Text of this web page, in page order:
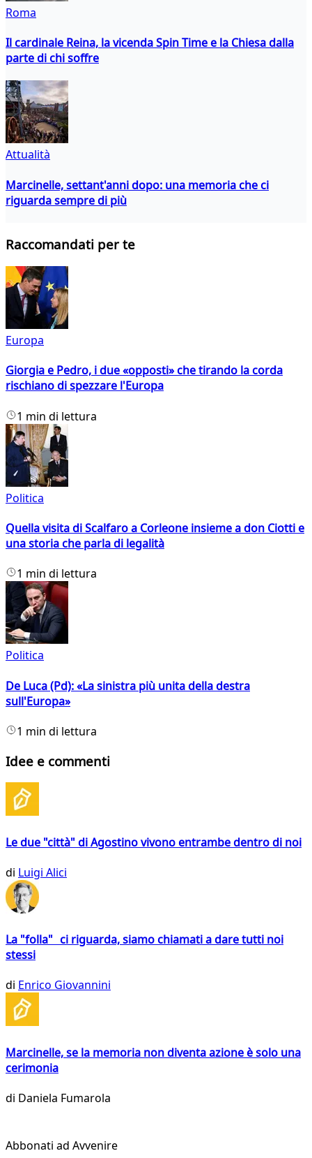
Roma
Il cardinale Reina, la vicenda Spin Time e la Chiesa dalla
parte di chi soffre
Attualità
Marcinelle, settant'anni dopo: una memoria che ci
riguarda sempre di più
Raccomandati per te
Europa
Giorgia e Pedro, i due «opposti» che tirando la corda
rischiano di spezzare l'Europa
1 min di lettura
Politica
Quella visita di Scalfaro a Corleone insieme a don Ciotti e
una storia che parla di legalità
1 min di lettura
Politica
De Luca (Pd): «La sinistra più unita della destra
sull'Europa»
1 min di lettura
Idee e commenti
Le due "città" di Agostino vivono entrambe dentro di noi
di Luigi Alici
La "folla" ci riguarda, siamo chiamati a dare tutti noi
stessi
di Enrico Giovannini
Marcinelle, se la memoria non diventa azione è solo una
cerimonia
di Daniela Fumarola
Abbonati ad Avvenire